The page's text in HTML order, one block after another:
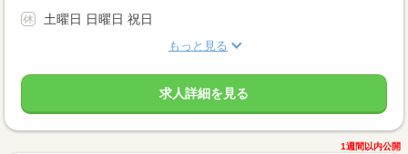
土曜日 日曜日 祝日
もっと見る
求人詳細を見る
1週間以内公開